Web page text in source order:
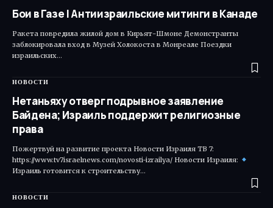
Бои в Газе | Антиизраильские митинги в Канаде
Ракета повредила жилой дом в Кирьят-Шмоне Демонстранты
заблокировала вход в Музей Холокоста в Монреале Поездки
израильских…
НОВОСТИ
Нетаньяху отверг подрывное заявление
Байдена; Израиль поддержит религиозные
права
Пожертвуй на развитие проекта Новости Израиля ТВ 7:
https://www.tv7israelnews.com/novosti-izrailya/ Новости Израиля:
Израиль готовится к строительству…
НОВОСТИ